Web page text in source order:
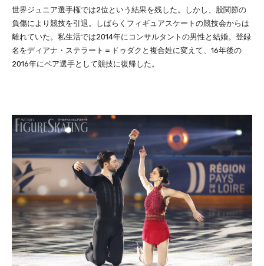
世界ジュニア選手権では2位という結果を残した。しかし、股関節の
負傷により競技を引退。しばらくフィギュアスケートの競技会からは
離れていた。私生活では2014年にコンサルタントの男性と結婚。登録
名をディアナ・ステラート＝ドゥダクと複合姓に変えて、16年後の
2016年にペア選手として競技に復帰した。